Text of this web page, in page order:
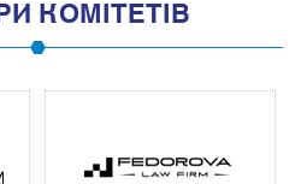
КОМІТЕТІВ